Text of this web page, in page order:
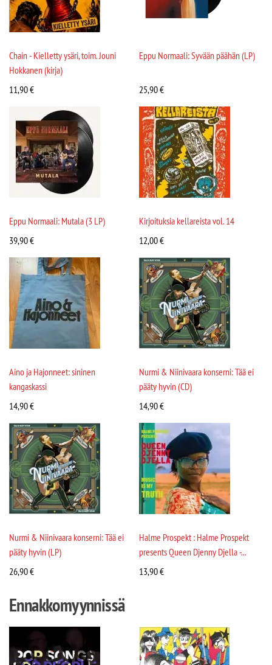
Chain - Kielletty ysäri, toim. Jouni
Hokkanen (kirja)
11,90€
Eppu Normaali: Syvään päähän (LP)
25,90€
Eppu Normaali: Mutala (3 LP)
39,90€
Kirjoituksia kellareista vol. 14
12,00€
Aino ja Hajonneet: sininen
kangaskassi
14,90€
Nurmi & Niinivaara konserni: Tää ei
pääty hyvin (CD)
14,90€
Nurmi & Niinivaara konserni: Tää ei
pääty hyvin (LP)
26,90€
Halme Prospekt : Halme Prospekt
presents Queen Djenny Djella -...
13,90€
Ennakkomyynnissä